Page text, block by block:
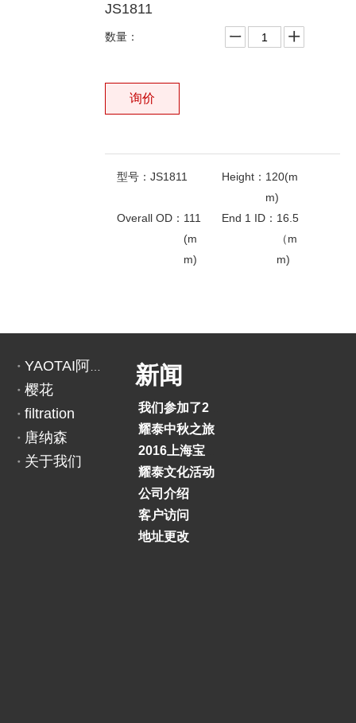
JS1811
数量：
询价
型号： JS1811 Height： 120(m
m)
Overall OD： 111
(m
m)
End 1 ID： 16.5
（m
m)
上一条:
樱花
filtration
唐纳森
关于我们
新闻
我们参加了2018印度BAUMA展览会
耀泰中秋之旅
2016上海宝马展
耀泰文化活动
公司介绍
客户访问
地址更改